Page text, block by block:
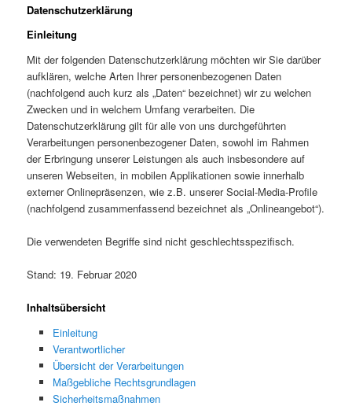
Datenschutzerklärung
Einleitung
Mit der folgenden Datenschutzerklärung möchten wir Sie darüber
aufklären, welche Arten Ihrer personenbezogenen Daten
(nachfolgend auch kurz als „Daten“ bezeichnet) wir zu welchen
Zwecken und in welchem Umfang verarbeiten. Die
Datenschutzerklärung gilt für alle von uns durchgeführten
Verarbeitungen personenbezogener Daten, sowohl im Rahmen
der Erbringung unserer Leistungen als auch insbesondere auf
unseren Webseiten, in mobilen Applikationen sowie innerhalb
externer Onlinepräsenzen, wie z.B. unserer Social-Media-Profile
(nachfolgend zusammenfassend bezeichnet als „Onlineangebot“).
Die verwendeten Begriffe sind nicht geschlechtsspezifisch.
Stand: 19. Februar 2020
Inhaltsübersicht
Einleitung
Verantwortlicher
Übersicht der Verarbeitungen
Maßgebliche Rechtsgrundlagen
Sicherheitsmaßnahmen